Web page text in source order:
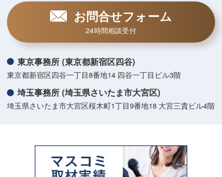
お問合せフォーム
24時間相談受付
東京事務所 (東京都新宿区四谷)
東京都新宿区四谷一丁目8番地14 四谷一丁目ビル3階
埼玉事務所 (埼玉県さいたま市大宮区)
埼玉県さいたま市大宮区桜木町1丁目9番地18 大宮三貴ビル4階